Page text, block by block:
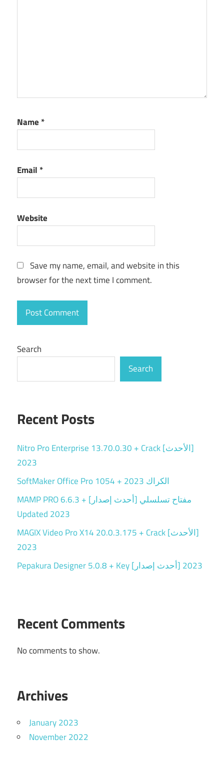
Name *
Email *
Website
Save my name, email, and website in this
browser for the next time I comment.
Search
Search
Recent Posts
Nitro Pro Enterprise 13.70.0.30 + Crack [الأحدث]
2023
SoftMaker Office Pro 1054 + الكراك 2023
MAMP PRO 6.6.3 + مفتاح تسلسلي [أحدث إصدار]
Updated 2023
MAGIX Video Pro X14 20.0.3.175 + Crack [الأحدث]
2023
Pepakura Designer 5.0.8 + Key [أحدث إصدار] 2023
Recent Comments
No comments to show.
Archives
January 2023
November 2022